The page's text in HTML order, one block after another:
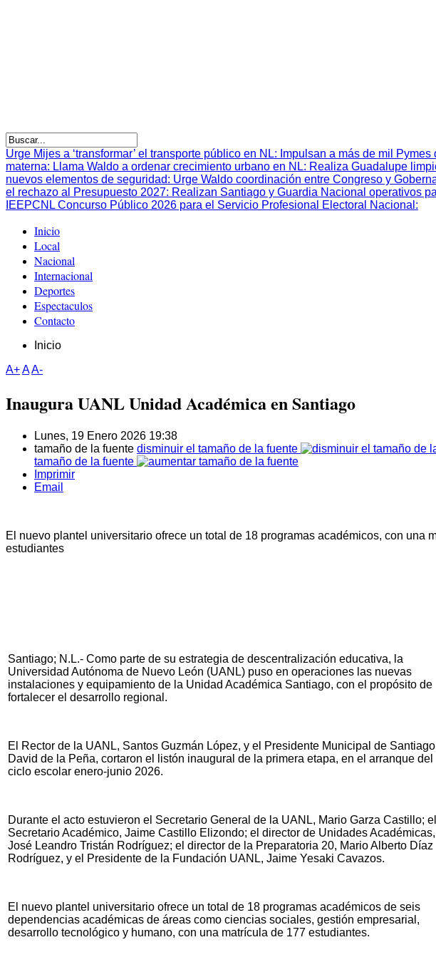
Urge Mijes a ‘transformar’ el transporte público en NL: Impulsan a más de mil Pymes
materna: Llama Waldo a ordenar crecimiento urbano en NL: Realiza Guadalupe
nuevos elementos de seguridad: Urge Waldo coordinación entre Congreso y
el rechazo al Presupuesto 2027: Realizan Santiago y Guardia Nacional operativos
IEEPCNL Concurso Público 2026 para el Servicio Profesional Electoral Nacional :
Inicio
Local
Nacional
Internacional
Deportes
Espectaculos
Contacto
Inicio
A+AA-
Inaugura UANL Unidad Académica en Santiago
Lunes, 19 Enero 2026 19:38
tamaño de la fuente disminuir el tamaño de la fuente
tamaño de la fuente
Imprimir
Email
El nuevo plantel universitario ofrece un total de 18 programas académicos, con una
estudiantes
Santiago; N.L.- Como parte de su estrategia de descentralización educativa, la
Universidad Autónoma de Nuevo León (UANL) puso en operaciones las nuevas
instalaciones y equipamiento de la Unidad Académica Santiago, con el propósito de
fortalecer el desarrollo regional.
El Rector de la UANL, Santos Guzmán López, y el Presidente Municipal de
David de la Peña, cortaron el listón inaugural de la primera etapa, en el arranque del
ciclo escolar enero-junio 2026.
Durante el acto estuvieron el Secretario General de la UANL, Mario Garza Castillo; el
Secretario Académico, Jaime Castillo Elizondo; el director de Unidades Académicas,
José Leandro Tristán Rodríguez; el director de la Preparatoria 20, Mario Alberto Díaz
Rodríguez, y el Presidente de la Fundación UANL, Jaime Yesaki Cavazos.
El nuevo plantel universitario ofrece un total de 18 programas académicos de seis
dependencias académicas de áreas como ciencias sociales, gestión empresarial,
desarrollo tecnológico y humano, con una matrícula de 177 estudiantes.